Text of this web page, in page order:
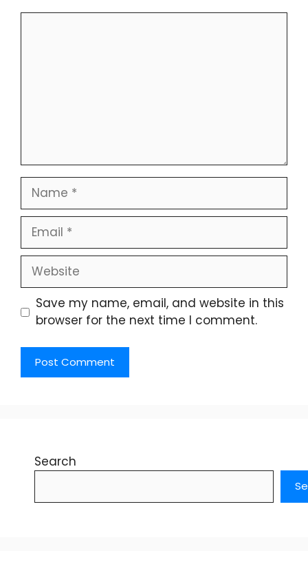
Name
Email
Website
Save my name, email, and website in this
browser for the next time I comment.
Search